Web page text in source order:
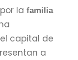
la familia
capital de
a